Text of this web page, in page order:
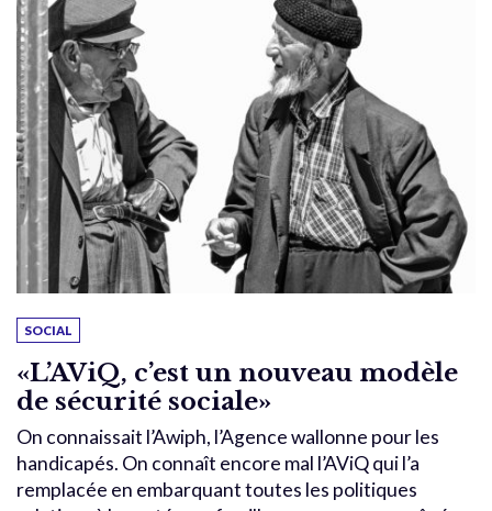
SOCIAL
«L’AViQ, c’est un nouveau modèle
de sécurité sociale»
On connaissait l’Awiph, l’Agence wallonne pour les
handicapés. On connaît encore mal l’AViQ qui l’a
remplacée en embarquant toutes les politiques